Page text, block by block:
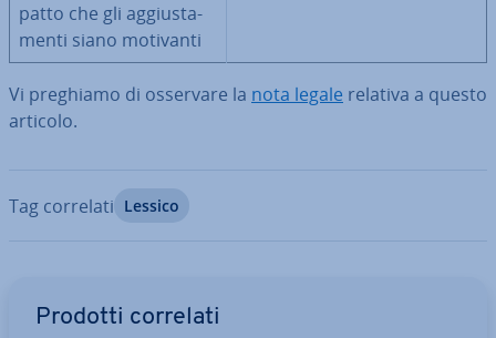
patto che gli ag­giu­sta­
men­ti siano motivanti
Vi preghiamo di osservare la nota legale relativa a questo
articolo.
Tag correlati Lessico
Prodotti correlati